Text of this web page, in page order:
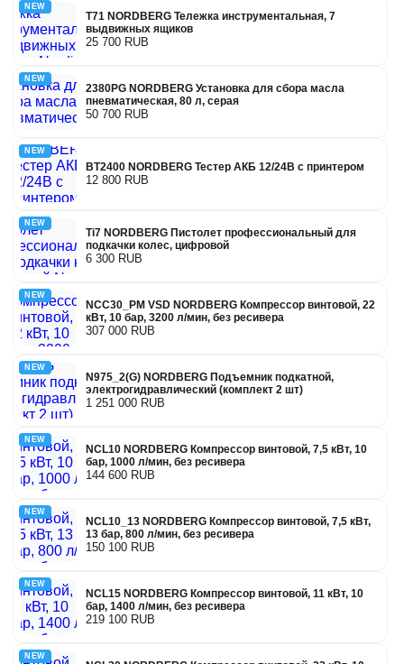
NEW
T71 NORDBERG Тележка инструментальная, 7
выдвижных ящиков
25 700 RUB
NEW
2380PG NORDBERG Установка для сбора масла
пневматическая, 80 л, серая
50 700 RUB
NEW
BT2400 NORDBERG Тестер АКБ 12/24В с принтером
12 800 RUB
NEW
Ti7 NORDBERG Пистолет профессиональный для
подкачки колес, цифровой
6 300 RUB
NEW
NCC30_PM VSD NORDBERG Компрессор винтовой, 22
кВт, 10 бар, 3200 л/мин, без ресивера
307 000 RUB
NEW
N975_2(G) NORDBERG Подъемник подкатной,
электрогидравлический (комплект 2 шт)
1 251 000 RUB
NEW
NCL10 NORDBERG Компрессор винтовой, 7,5 кВт, 10
бар, 1000 л/мин, без ресивера
144 600 RUB
NEW
NCL10_13 NORDBERG Компрессор винтовой, 7,5 кВт,
13 бар, 800 л/мин, без ресивера
150 100 RUB
NEW
NCL15 NORDBERG Компрессор винтовой, 11 кВт, 10
бар, 1400 л/мин, без ресивера
219 100 RUB
NEW